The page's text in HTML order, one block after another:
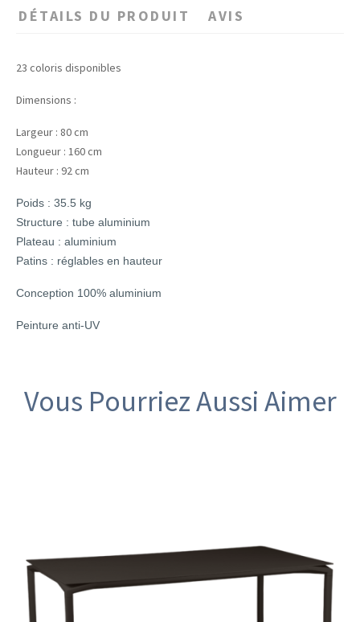
DÉTAILS DU PRODUIT AVIS
23 coloris disponibles
Dimensions :
Largeur : 80 cm
Longueur : 160 cm
Hauteur : 92 cm
Poids : 35.5 kg
Structure : tube aluminium
Plateau : aluminium
Patins : réglables en hauteur
Conception 100% aluminium
Peinture anti-UV
Vous Pourriez Aussi Aimer